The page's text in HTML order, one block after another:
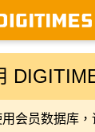
会员数据库，